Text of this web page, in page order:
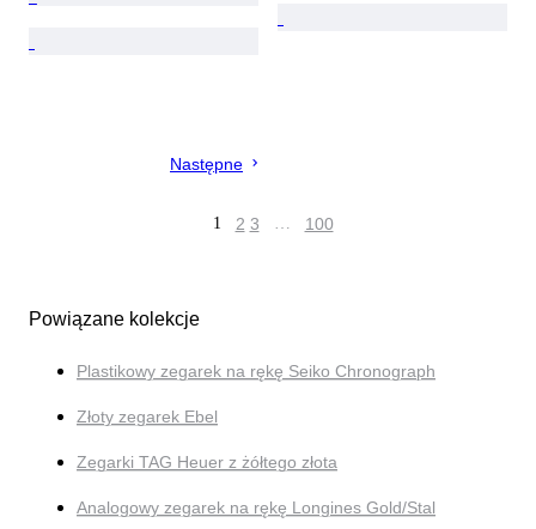
Następne
1 2 3 … 100
Powiązane kolekcje
Plastikowy zegarek na rękę Seiko Chronograph
Złoty zegarek Ebel
Zegarki TAG Heuer z żółtego złota
Analogowy zegarek na rękę Longines Gold/Stal